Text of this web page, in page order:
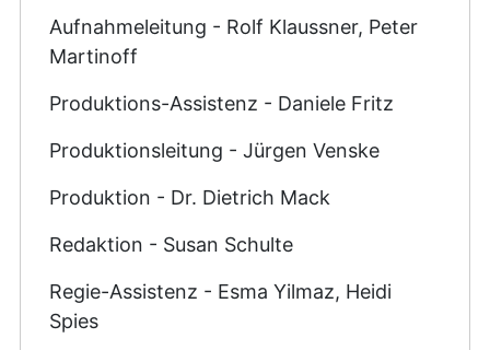
Aufnahmeleitung - Rolf Klaussner, Peter
Martinoff
Produktions-Assistenz - Daniele Fritz
Produktionsleitung - Jürgen Venske
Produktion - Dr. Dietrich Mack
Redaktion - Susan Schulte
Regie-Assistenz - Esma Yilmaz, Heidi
Spies